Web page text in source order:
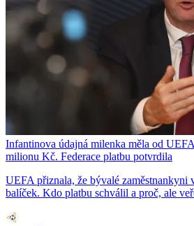
Infantinova údajná milenka měla od
milionu Kč. Federace platbu potvrdila
UEFA přiznala, že bývalé zaměstnankyni
balíček. Kdo platbu schválil a proč, ale